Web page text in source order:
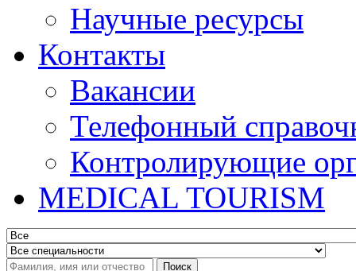
Научные ресурсы
Контакты
Вакансии
Телефонный
Контролирующие
MEDICAL TOURISM
Поиск